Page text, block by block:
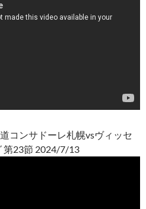
コンサドーレ札幌vsヴィッセ
第23節 2024/7/13